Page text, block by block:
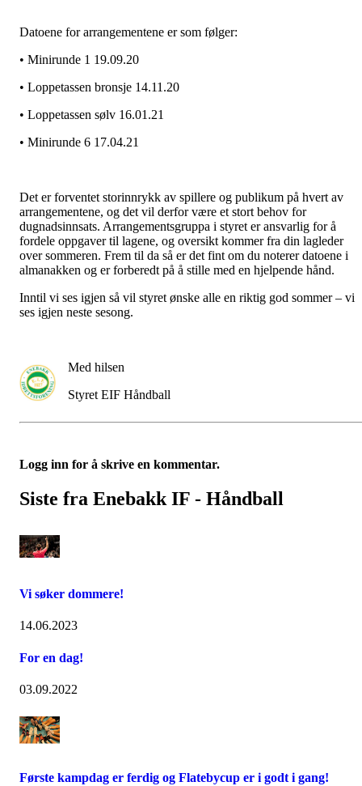
Datoene for arrangementene er som følger:
• Minirunde 1 19.09.20
• Loppetassen bronsje 14.11.20
• Loppetassen sølv 16.01.21
• Minirunde 6 17.04.21
Det er forventet storinnrykk av spillere og publikum på hvert av
arrangementene, og det vil derfor være et stort behov for
dugnadsinnsats. Arrangementsgruppa i styret er ansvarlig for å
fordele oppgaver til lagene, og oversikt kommer fra din lagleder
over sommeren. Frem til da så er det fint om du noterer datoene i
almanakken og er forberedt på å stille med en hjelpende hånd.
Inntil vi ses igjen så vil styret ønske alle en riktig god sommer – vi
ses igjen neste sesong.
Med hilsen
Styret EIF Håndball
Logg inn for å skrive en kommentar.
Siste fra Enebakk IF - Håndball
Vi søker dommere!
14.06.2023
For en dag!
03.09.2022
Første kampdag er ferdig og Flatebycup er i godt i gang!